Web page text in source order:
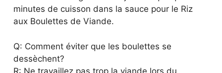
dessèchent?
R: Ne travaillez pas trop la viande lors du
nécessaire pour lier. Saisissez rapidement à feu
vif puis laissez mijoter doucement dans la sauce
pour préserver le moelleux.